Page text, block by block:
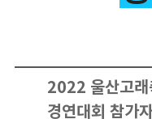
2022 울산고래
경연대회 참가